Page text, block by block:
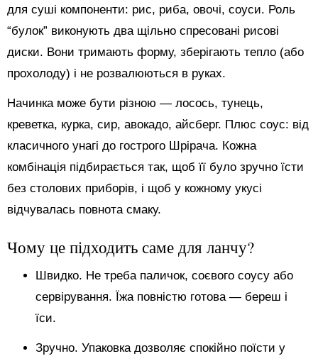
для суші компоненти: рис, риба, овочі, соуси. Роль
“булок” виконують два щільно спресовані рисові
диски. Вони тримають форму, зберігають тепло (або
прохолоду) і не розвалюються в руках.
Начинка може бути різною — лосось, тунець,
креветка, курка, сир, авокадо, айсберг. Плюс соус: від
класичного унагі до гострого Шрірача. Кожна
комбінація підбирається так, щоб її було зручно їсти
без столових приборів, і щоб у кожному укусі
відчувалась повнота смаку.
Чому це підходить саме для ланчу?
Швидко. Не треба паличок, соєвого соусу або
сервірування. Їжа повністю готова — береш і
їси.
Зручно. Упаковка дозволяє спокійно поїсти у